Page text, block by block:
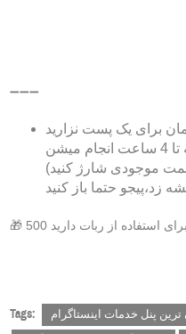
➖➖➖
برای یک پست نزارید
موجودی شارژ کنید)
زد،پیجو حتما باز کنید
Tags: ترین پنل خدمات اینستاگرام